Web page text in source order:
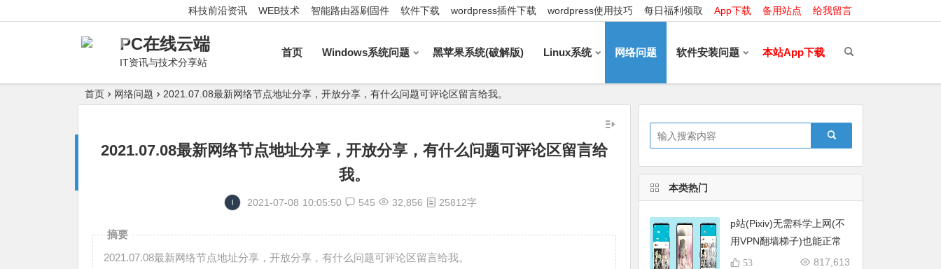
科技前沿资讯 WEB技术 智能路由器刷固件 软件下载 wordpress插件下载 wordpress使用技巧 每日福利领取 App下载 备用站点 给我留言
PC在线云端
IT资讯与技术分享站
首页 Windows系统问题 黑苹果系统(破解版) Linux系统 网络问题 软件安装问题 本站App下载
首页 网络问题 2021.07.08最新网络节点地址分享，开放分享，有什么问题可评论区留言给我。
2021.07.08最新网络节点地址分享，开放分享，有什么问题可评论区留言给
我。
2021-07-08 10:05:50 545 32,856 25812字
摘要
2021.07.08最新网络节点地址分享，开放分享，有什么问题可评论区留言给我。
本类热门
p站(Pixiv)无需科学上网(不
用VPN翻墙梯子)也能正常
在线打开的方法分享817,613
53